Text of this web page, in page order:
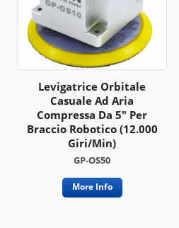
Levigatrice Orbitale
Casuale Ad Aria
Compressa Da 5" Per
Braccio Robotico (12.000
Giri/min)
GP-OS50
More Info